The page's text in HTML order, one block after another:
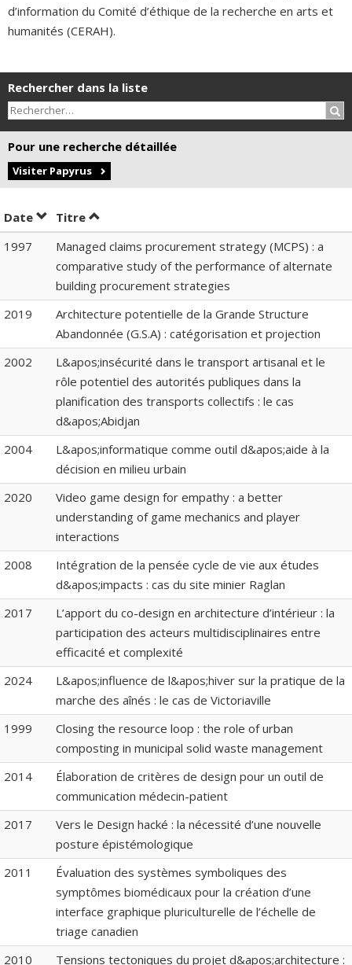
d’information du Comité d’éthique de la recherche en arts et
humanités (CERAH).
Rechercher dans la liste
Pour une recherche détaillée
Visiter Papyrus
Date Trier par date en ordre croissant
Titre Trier par titre en ordre croissant
1997
Managed claims procurement strategy (MCPS) : a
comparative study of the performance of alternate
building procurement strategies
2019
Architecture potentielle de la Grande Structure
Abandonnée (G.S.A) : catégorisation et projection
2002
L&apos;insécurité dans le transport artisanal et le
rôle potentiel des autorités publiques dans la
planification des transports collectifs : le cas
d&apos;Abidjan
2004
L&apos;informatique comme outil d&apos;aide à la
décision en milieu urbain
2020
Video game design for empathy : a better
understanding of game mechanics and player
interactions
2008
Intégration de la pensée cycle de vie aux études
d&apos;impacts : cas du site minier Raglan
2017
L’apport du co-design en architecture d’intérieur : la
participation des acteurs multidisciplinaires entre
efficacité et complexité
2024
L&apos;influence de l&apos;hiver sur la pratique de la
marche des aînés : le cas de Victoriaville
1999
Closing the resource loop : the role of urban
composting in municipal solid waste management
2014
Élaboration de critères de design pour un outil de
communication médecin-patient
2017
Vers le Design hacké : la nécessité d’une nouvelle
posture épistémologique
2011
Évaluation des systèmes symboliques des
symptômes biomédicaux pour la création d’une
interface graphique pluriculturelle de l’échelle de
triage canadien
2010
Tensions tectoniques du projet d&apos;architecture :